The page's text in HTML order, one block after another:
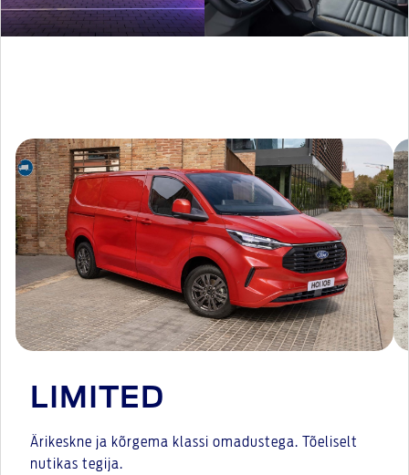
LIMITED
Ärikeskne ja kõrgema klassi omadustega. Tõeliselt
nutikas tegija.